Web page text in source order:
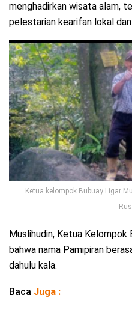
menghadirkan wisata alam,
pelestarian kearifan lokal
Ketua kelompok Bubuay Ligar
Muslihudin, Ketua Kelompok
bahwa nama Pamipiran
dahulu kala.
Baca Juga :